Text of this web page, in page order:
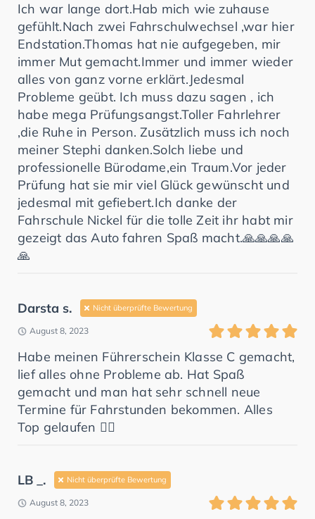
Ich war lange dort.Hab mich wie zuhause
gefühlt.Nach zwei Fahrschulwechsel ,war hier
Endstation.Thomas hat nie aufgegeben, mir
immer Mut gemacht.Immer und immer wieder
alles von ganz vorne erklärt.Jedesmal
Probleme geübt. Ich muss dazu sagen , ich
habe mega Prüfungsangst.Toller Fahrlehrer
,die Ruhe in Person. Zusätzlich muss ich noch
meiner Stephi danken.Solch liebe und
professionelle Bürodame,ein Traum.Vor jeder
Prüfung hat sie mir viel Glück gewünscht und
jedesmal mit gefiebert.Ich danke der
Fahrschule Nickel für die tolle Zeit ihr habt mir
gezeigt das Auto fahren Spaß macht.🙏🙏🙏🙏
🙏
Darsta s. Nicht überprüfte Bewertung
August 8, 2023
Habe meinen Führerschein Klasse C gemacht,
lief alles ohne Probleme ab. Hat Spaß
gemacht und man hat sehr schnell neue
Termine für Fahrstunden bekommen. Alles
Top gelaufen 👍🏻
LB _. Nicht überprüfte Bewertung
August 8, 2023